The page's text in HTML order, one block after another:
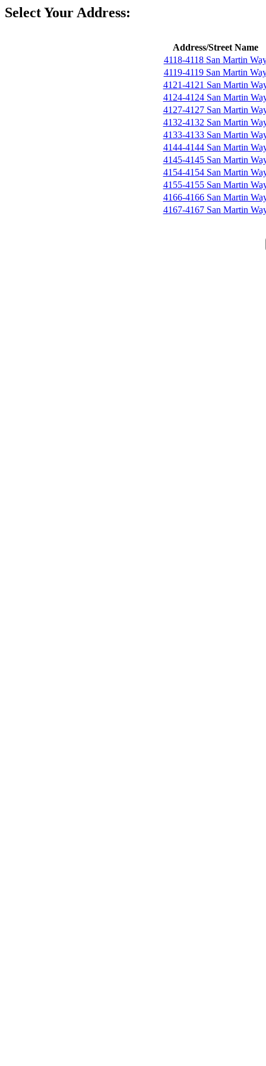
Select Your Address:
Address/Street Name
4118-4118 San Martin
4119-4119 San Martin
4121-4121 San Martin
4124-4124 San Martin
4127-4127 San Martin
4132-4132 San Martin
4133-4133 San Martin
4144-4144 San Martin
4145-4145 San Martin
4154-4154 San Martin
4155-4155 San Martin
4166-4166 San Martin
4167-4167 San Martin